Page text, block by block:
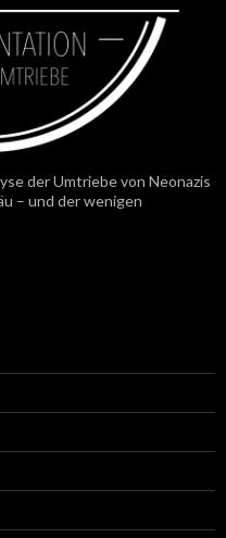
der Umtriebe von Neonazis
– und der wenigen